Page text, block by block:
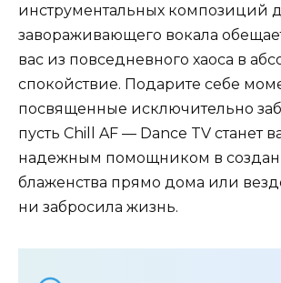
инструментальных композиций
завораживающего вокала
вас из повседневного хаоса в
спокойствие. Подарите себе
посвященные исключительно
пусть Chill AF — Dance TV станет
надежным помощником в
блаженства прямо дома или
ни забросила жизнь.